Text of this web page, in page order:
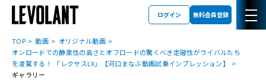
ログイン 無料会員登録
TOP 動画
オリジナル動画
オンロードでの静粛性の高さとオフロードの驚くべき走破性がライバルたち
を凌駕する！ 「レクサスLX」【河口まなぶ動画試乗インプレッション】
ギャラリー